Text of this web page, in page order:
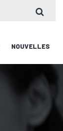
NOUVELLES